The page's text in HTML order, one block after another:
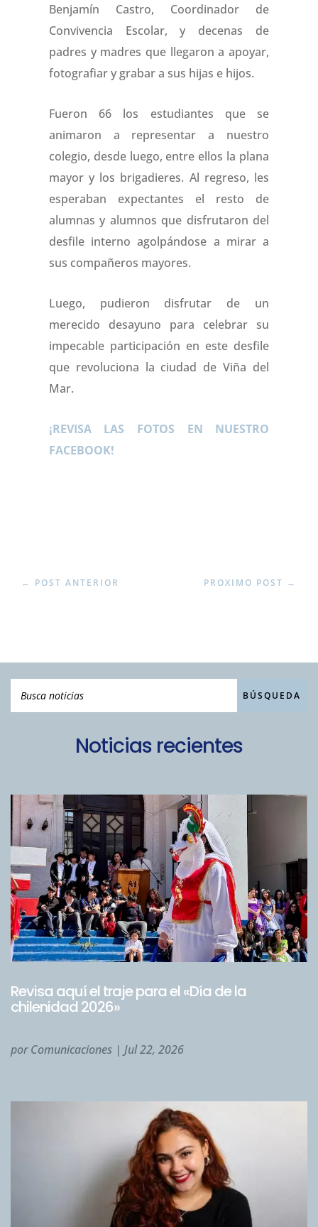
Benjamín Castro, Coordinador de
Convivencia Escolar, y decenas de
padres y madres que llegaron a apoyar,
fotografiar y grabar a sus hijas e hijos.
Fueron 66 los estudiantes que se
animaron a representar a nuestro
colegio, desde luego, entre ellos la plana
mayor y los brigadieres. Al regreso, les
esperaban expectantes el resto de
alumnas y alumnos que disfrutaron del
desfile interno agolpándose a mirar a
sus compañeros mayores.
Luego, pudieron disfrutar de un
merecido desayuno para celebrar su
impecable participación en este desfile
que revoluciona la ciudad de Viña del
Mar.
¡REVISA LAS FOTOS EN NUESTRO
FACEBOOK!
← POST ANTERIOR PROXIMO POST →
Noticias recientes
Revisa aquí el traje para el «Día de la
chilenidad 2026»
porComunicaciones | Jul 22, 2026